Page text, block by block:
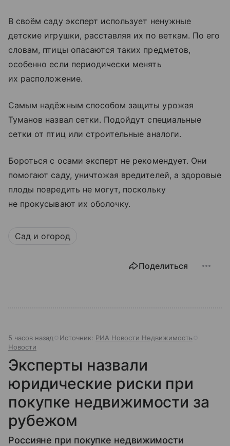
В своём саду эксперт использует ненужные
детские игрушки, расставляя их по веткам. По его
словам, птицы опасаются таких предметов,
особенно если периодически менять
их расположение.
Самым надёжным способом защиты урожая
Туманов назвал сетки. Подойдут специальные
сетки от птиц или строительные аналоги.
Бороться с осами эксперт не рекомендует. Они
помогают саду, уничтожая вредителей, а здоровые
плоды повредить не могут, поскольку
не прокусывают их оболочку.
Сад и огород
Поделиться
5 часов назад Источник: РИА Новости Недвижимость
Новости
Эксперты назвали
юридические риски при
покупке недвижимости за
рубежом
Россияне при покупке недвижимости